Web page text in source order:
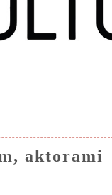
aktorami